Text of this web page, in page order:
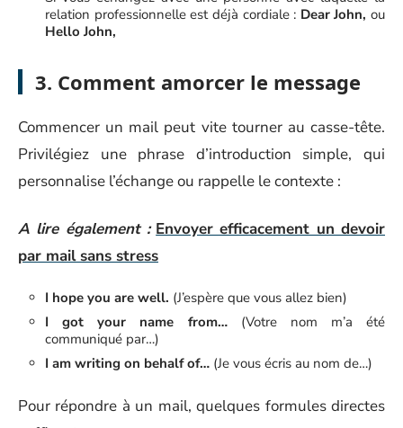
relation professionnelle est déjà cordiale : Dear John, ou
Hello John,
3. Comment amorcer le message
Commencer un mail peut vite tourner au casse-tête.
Privilégiez une phrase d’introduction simple, qui
personnalise l’échange ou rappelle le contexte :
A lire également : Envoyer efficacement un devoir
par mail sans stress
I hope you are well. (J’espère que vous allez bien)
I got your name from…(Votre nom m’a été
communiqué par…)
I am writing on behalf of… (Je vous écris au nom de…)
Pour répondre à un mail, quelques formules directes